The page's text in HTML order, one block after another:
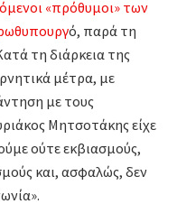
«πρόθυμοι» των
ό, παρά τη
τη διάρκεια της
μέτρα, με
με τους
Μητσοτάκης είχε
ούτε εκβιασμούς,
και, ασφαλώς, δεν